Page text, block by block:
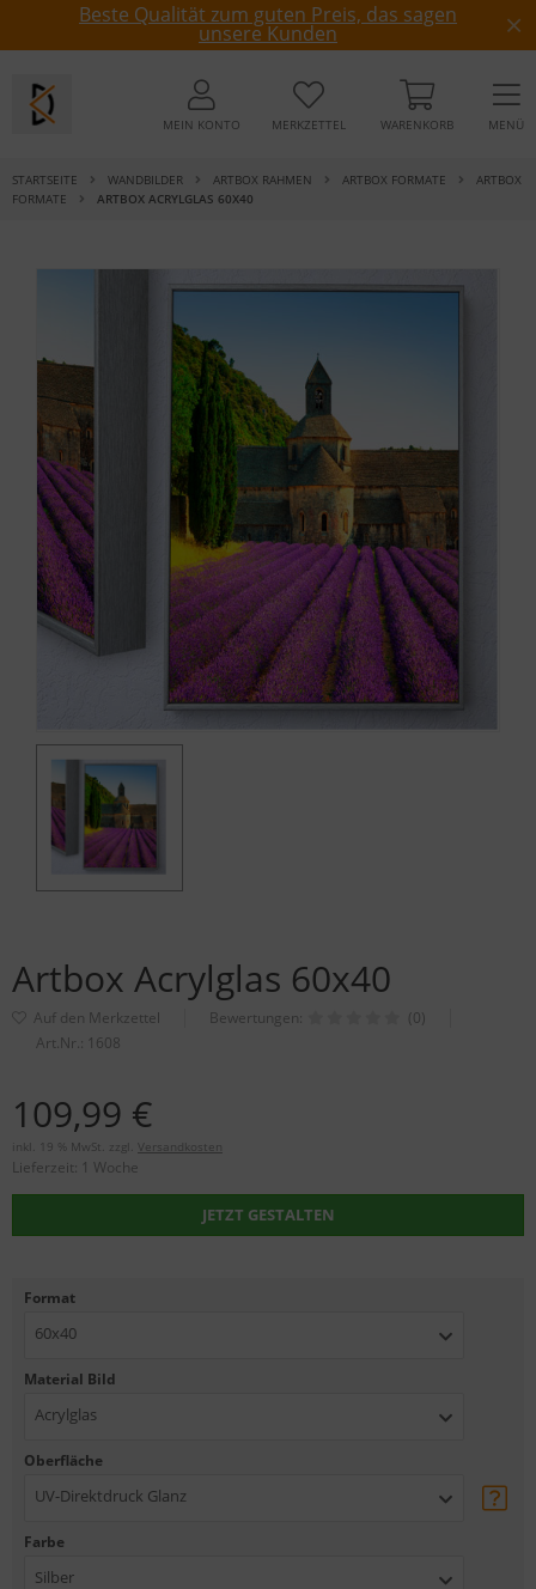
Beste Qualität zum guten Preis, das sagen
unsere Kunden
MEIN KONTO MERKZETTEL WARENKORB MENÜ
STARTSEITE WANDBILDER ARTBOX RAHMEN ARTBOX FORMATE
ARTBOX
FORMATE
ARTBOX ACRYLGLAS 60X40
Artbox Acrylglas 60x40
Bewertungen:
(0)
Art.Nr.: 1608
109,99 €
inkl. 19 % MwSt. zzgl. Versandkosten
Lieferzeit: 1 Woche
JETZT GESTALTEN
Format
60x40
Material Bild
Acrylglas
Oberfläche
UV-Direktdruck Glanz
Farbe
Silber